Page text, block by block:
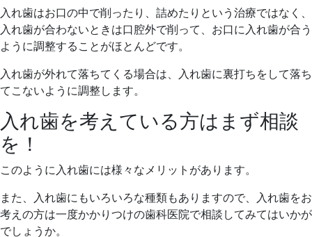
入れ歯はお口の中で削ったり、詰めたりという治療ではなく、
入れ歯が合わないときは口腔外で削って、お口に入れ歯が合う
ように調整することがほとんどです。
入れ歯が外れて落ちてくる場合は、入れ歯に裏打ちをして落ち
てこないように調整します。
入れ歯を考えている方はまず相談
を！
このように入れ歯には様々なメリットがあります。
また、入れ歯にもいろいろな種類もありますので、入れ歯をお
考えの方は一度かかりつけの歯科医院で相談してみてはいかが
でしょうか。